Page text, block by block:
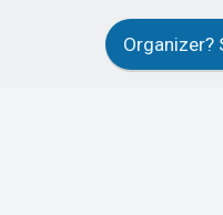
Organizer?